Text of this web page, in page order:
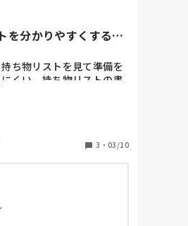
を分かりやすくするた
ち物リストを見て準備を
くい。持ち物リストの書
。些細なことでもいいの
ることがあれば教えて欲
3 ・ 03/10